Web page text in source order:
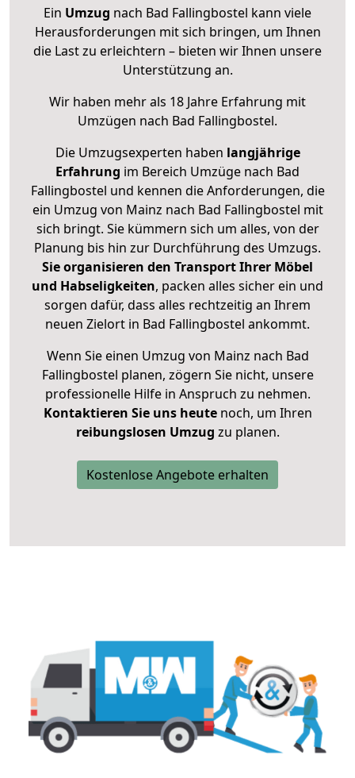
Ein Umzug nach Bad Fallingbostel kann viele
Herausforderungen mit sich bringen, um Ihnen
die Last zu erleichtern – bieten wir Ihnen unsere
Unterstützung an.
Wir haben mehr als 18 Jahre Erfahrung mit
Umzügen nach Bad Fallingbostel.
Die Umzugsexperten haben langjährige
Erfahrung im Bereich Umzüge nach Bad
Fallingbostel und kennen die Anforderungen, die
ein Umzug von Mainz nach Bad Fallingbostel mit
sich bringt. Sie kümmern sich um alles, von der
Planung bis hin zur Durchführung des Umzugs.
Sie organisieren den Transport Ihrer Möbel
und Habseligkeiten, packen alles sicher ein und
sorgen dafür, dass alles rechtzeitig an Ihrem
neuen Zielort in Bad Fallingbostel ankommt.
Wenn Sie einen Umzug von Mainz nach Bad
Fallingbostel planen, zögern Sie nicht, unsere
professionelle Hilfe in Anspruch zu nehmen.
Kontaktieren Sie uns heutenoch, um Ihren
reibungslosen Umzug zu planen.
Kostenlose Angebote erhalten